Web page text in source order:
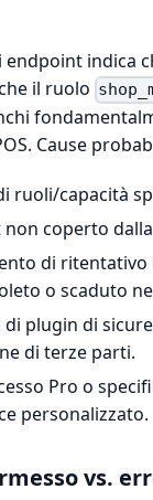
endpoint indica
il ruolo
Cause
ruoli/capacità
coperto
di ritentativo
o scaduto
plugin di
di terze parti.
Pro o
personalizzato.
vs.